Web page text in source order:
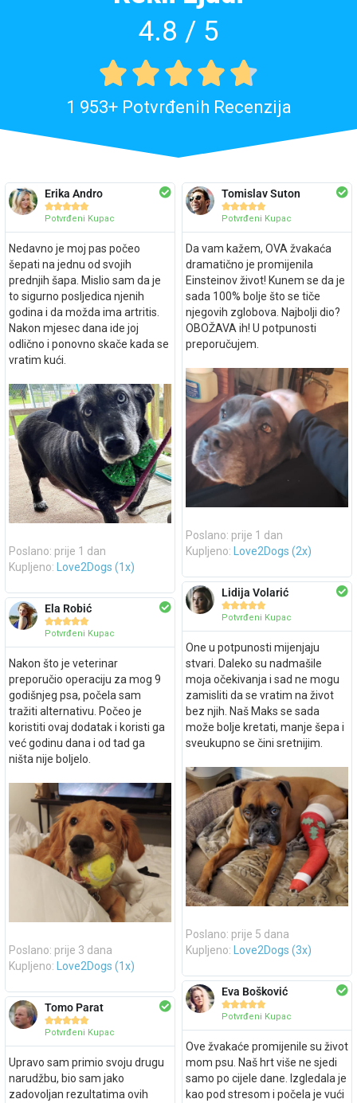
4.8 / 5

1 953+ Potvrđenih Recenzija
Erika Andro

Potvrđeni Kupac
Nedavno je moj pas počeo
šepati na jednu od svojih
prednjih šapa. Mislio sam da je
to sigurno posljedica njenih
godina i da možda ima artritis.
Nakon mjesec dana ide joj
odlično i ponovno skače kada se
vratim kući.
Poslano: prije 1 dan
Kupljeno: Love2Dogs (1x)
Ela Robić

Potvrđeni Kupac
Nakon što je veterinar
preporučio operaciju za mog 9
godišnjeg psa, počela sam
tražiti alternativu. Počeo je
koristiti ovaj dodatak i koristi ga
već godinu dana i od tad ga
ništa nije boljelo.
Poslano: prije 3 dana
Kupljeno:
Love2Dogs (1x)
Tomo Parat

Potvrđeni Kupac
Upravo sam primio svoju drugu
narudžbu, bio sam jako
zadovoljan rezultatima ovih
Tomislav Suton

Potvrđeni Kupac
Da vam kažem, OVA žvakaća
dramatično je promijenila
Einsteinov život! Kunem se da je
sada 100% bolje što se tiče
njegovih zglobova. Najbolji dio?
OBOŽAVA ih! U potpunosti
preporučujem.
Poslano: prije 1 dan
Kupljeno: Love2Dogs (2x)
Lidija Volarić

Potvrđeni Kupac
One u potpunosti mijenjaju
stvari. Daleko su nadmašile
moja očekivanja i sad ne mogu
zamisliti da se vratim na život
bez njih. Naš Maks se sada
može bolje kretati, manje šepa i
sveukupno se čini sretnijim.
Poslano: prije 5 dana
Kupljeno:
Love2Dogs (3x)
Eva Bošković

Potvrđeni Kupac
Ove žvakaće promijenile su život
mom psu. Naš hrt više ne sjedi
samo po cijele dane. Izgledala je
kao pod stresom i počela je vući